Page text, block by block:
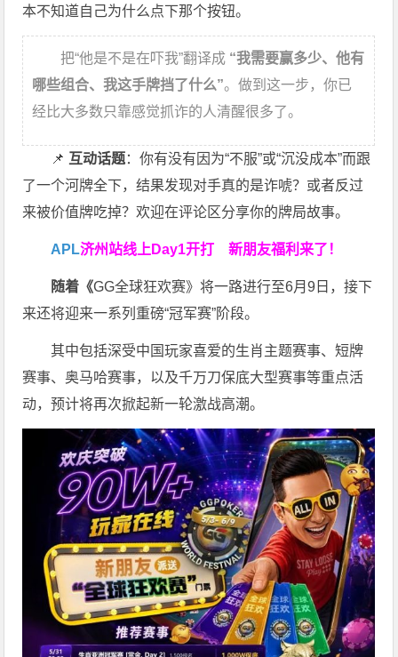
本不知道自己为什么点下那个按钮。
把“他是不是在吓我”翻译成 “我需要赢多少、他有
哪些组合、我这手牌挡了什么”。做到这一步，你已
经比大多数只靠感觉抓诈的人清醒很多了。
📌 互动话题：你有没有因为“不服”或“沉没成本”而跟
了一个河牌全下，结果发现对手真的是诈唬？或者反过
来被价值牌吃掉？欢迎在评论区分享你的牌局故事。
APL济州站线上Day1开打新朋友福利来了！
随着《GG全球狂欢赛》将一路进行至6月9日，接下
来还将迎来一系列重磅“冠军赛”阶段。
其中包括深受中国玩家喜爱的生肖主题赛事、短牌
赛事、奥马哈赛事，以及千万刀保底大型赛事等重点活
动，预计将再次掀起新一轮激战高潮。